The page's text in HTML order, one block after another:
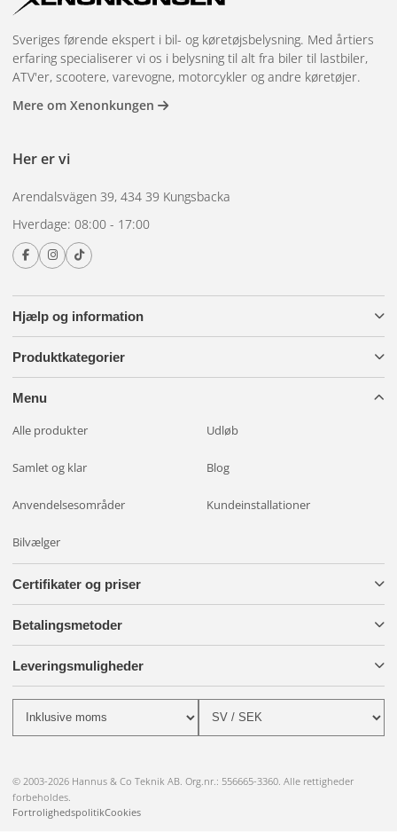
Hjælp og information
Produktkategorier
Menu
Alle produkter Udløb
Samlet og klar Blog
Anvendelsesområder Kundeinstallationer
Bilvælger
Sveriges førende ekspert i bil- og køretøjsbelysning. Med årtiers
erfaring specialiserer vi os i belysning til alt fra biler til lastbiler,
ATV'er, scootere, varevogne, motorcykler og andre køretøjer.
Mere om Xenonkungen
Her er vi
Arendalsvägen 39, 434 39 Kungsbacka
Hverdage: 08:00 - 17:00
Certifikater og priser
Betalingsmetoder
Leveringsmuligheder
© 2003-2026 Hannus & Co Teknik AB. Org.nr.: 556665-3360. Alle rettigheder
forbeholdes.
FortrolighedspolitikCookies